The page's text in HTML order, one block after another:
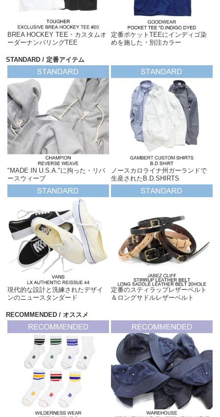
BREA HOCKEY TEE・カスタムオ
ーダーナンバリングTEE
定番ポケットTEEにインディゴ染
めを施した・別注カラー
STANDARD / 定番アイテム
"MADE IN U.S.A."に拘った・リバ
ースウィーブ
ノースカロライナ州ガーランドで
生産されたB.D.SHIRTS
現代的な設計と洗練されたデザイ
ンのニュースタンダード
定番のスティラップレザーベルト
＆ロングサドルレザーベルト
RECOMMENDED / オススメ